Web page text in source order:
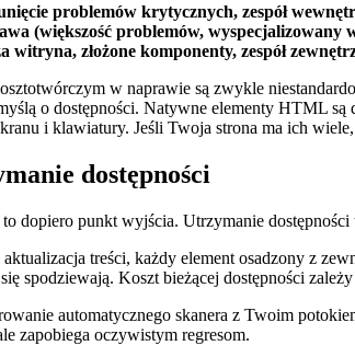
problemów krytycznych, zespół
(większość problemów, wyspecjalizowany
witryna, złożone komponenty, zespół
w naprawie są zwykle
o dostępności. Natywne elementy HTML
i klawiatury. Jeśli Twoja strona ma ich
dostępności
dopiero punkt wyjścia. Utrzymanie dostępności
treści, każdy element osadzony z
spodziewają. Koszt bieżącej dostępności
automatycznego skanera z Twoim
zapobiega oczywistym regresom.